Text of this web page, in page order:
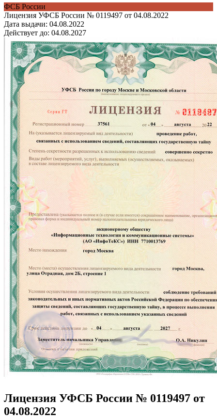
ФСБ России
Лицензия УФСБ России № 0119497 от 04.08.2022
Дата выдачи: 04.08.2022
Действует до: 04.08.2027
Лицензия УФСБ России № 0119497 от
04.08.2022